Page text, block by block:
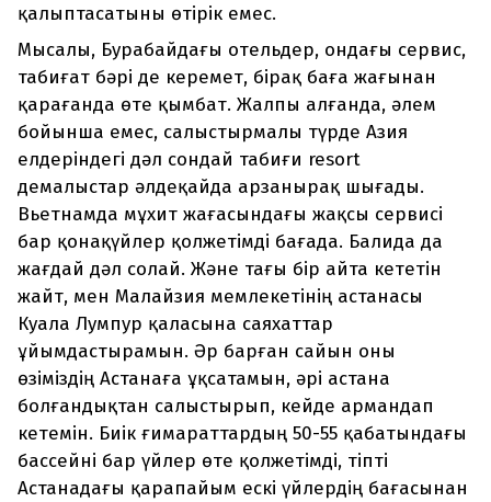
қалыптасатыны өтірік емес.
Мысалы, Бурабайдағы отельдер, ондағы сервис,
табиғат бәрі де керемет, бірақ баға жағынан
қарағанда өте қымбат. Жалпы алғанда, әлем
бойынша емес, салыстырмалы түрде Азия
елдеріндегі дәл сондай табиғи resort
демалыстар әлдеқайда арзанырақ шығады.
Вьетнамда мұхит жағасындағы жақсы сервисі
бар қонақүйлер қолжетімді бағада. Балида да
жағдай дәл солай. Және тағы бір айта кететін
жайт, мен Малайзия мемлекетінің астанасы
Куала Лумпур қаласына саяхаттар
ұйымдастырамын. Әр барған сайын оны
өзіміздің Астанаға ұқсатамын, әрі астана
болғандықтан салыстырып, кейде армандап
кетемін. Биік ғимараттардың 50-55 қабатындағы
бассейні бар үйлер өте қолжетімді, тіпті
Астанадағы қарапайым ескі үйлердің бағасынан